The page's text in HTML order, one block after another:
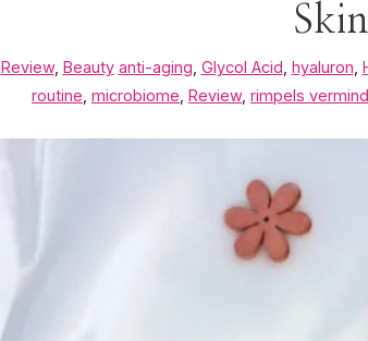
Review, Beauty anti-aging Glycol Acid hyaluron
routine microbiome Review, rimpels